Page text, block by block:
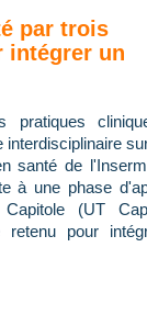
par trois
intégrer un
pratiques
santé de
à une phase
(UT
retenu pour